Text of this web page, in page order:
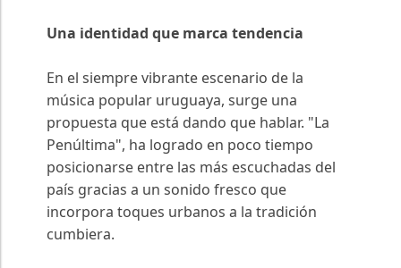
Una identidad que marca tendencia
En el siempre vibrante escenario de la
música popular uruguaya, surge una
propuesta que está dando que hablar. "La
Penúltima", ha logrado en poco tiempo
posicionarse entre las más escuchadas del
país gracias a un sonido fresco que
incorpora toques urbanos a la tradición
cumbiera.